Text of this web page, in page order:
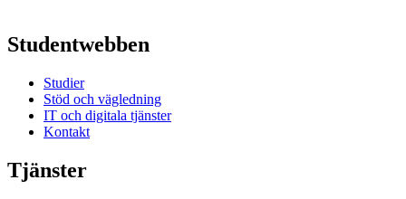
Studentwebben
Studier
Stöd och vägledning
IT och digitala tjänster
Kontakt
Tjänster